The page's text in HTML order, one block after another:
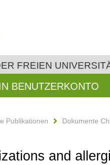
FREIEN
BENUTZERKONTO
Publikationen Dokumente
and